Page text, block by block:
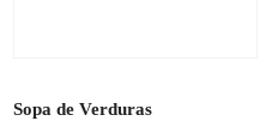
Sopa de Verduras